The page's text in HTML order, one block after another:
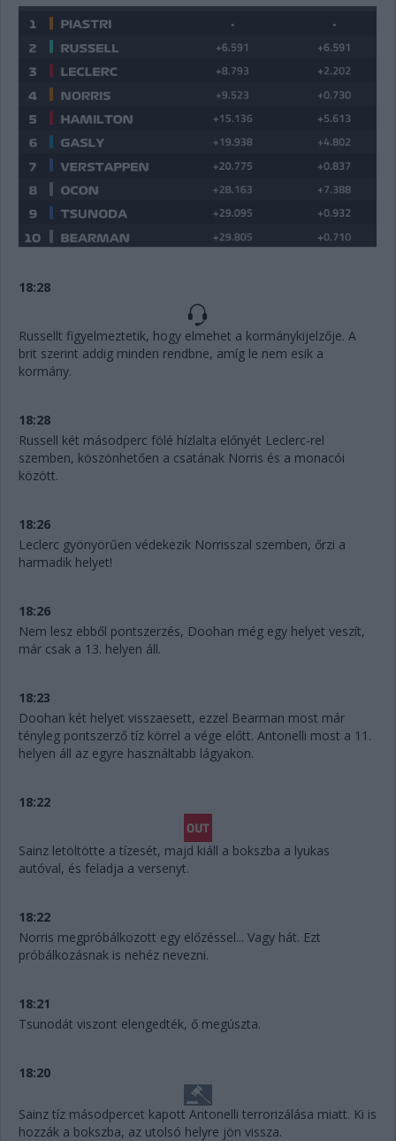
18:28
Russellt figyelmeztetik, hogy elmehet a kormánykijelzője. A
brit szerint addig minden rendbne, amíg le nem esik a
kormány.
18:28
Russell két másodperc fölé hízlalta előnyét Leclerc-rel
szemben, köszönhetően a csatának Norris és a monacói
között.
18:26
Leclerc gyönyörűen védekezik Norrisszal szemben, őrzi a
harmadik helyet!
18:26
Nem lesz ebből pontszerzés, Doohan még egy helyet veszít,
már csak a 13. helyen áll.
18:23
Doohan két helyet visszaesett, ezzel Bearman most már
tényleg pontszerző tíz körrel a vége előtt. Antonelli most a 11.
helyen áll az egyre használtabb lágyakon.
18:22
Sainz letöltötte a tízesét, majd kiáll a bokszba a lyukas
autóval, és feladja a versenyt.
18:22
Norris megpróbálkozott egy előzéssel... Vagy hát. Ezt
próbálkozásnak is nehéz nevezni.
18:21
Tsunodát viszont elengedték, ő megúszta.
18:20
Sainz tíz másodpercet kapott Antonelli terrorizálása miatt. Ki is
hozzák a bokszba, az utolsó helyre jön vissza.